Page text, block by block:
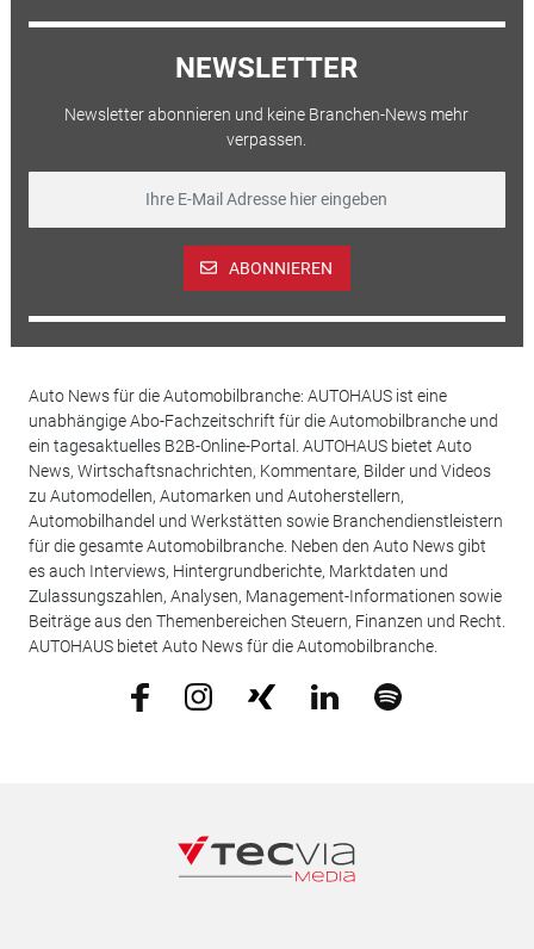
NEWSLETTER
Newsletter abonnieren und keine Branchen-News mehr
verpassen.
ABONNIEREN
Auto News für die Automobilbranche: AUTOHAUS ist eine
unabhängige Abo-Fachzeitschrift für die Automobilbranche und
ein tagesaktuelles B2B-Online-Portal. AUTOHAUS bietet Auto
News, Wirtschaftsnachrichten, Kommentare, Bilder und Videos
zu Automodellen, Automarken und Autoherstellern,
Automobilhandel und Werkstätten sowie Branchendienstleistern
für die gesamte Automobilbranche. Neben den Auto News gibt
es auch Interviews, Hintergrundberichte, Marktdaten und
Zulassungszahlen, Analysen, Management-Informationen sowie
Beiträge aus den Themenbereichen Steuern, Finanzen und Recht.
AUTOHAUS bietet Auto News für die Automobilbranche.